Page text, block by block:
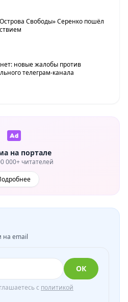
Свободы» Серенко пошёл
новые жалобы против
телеграм-канала
на портале
000+ читателей
на email
ОК
с политикой